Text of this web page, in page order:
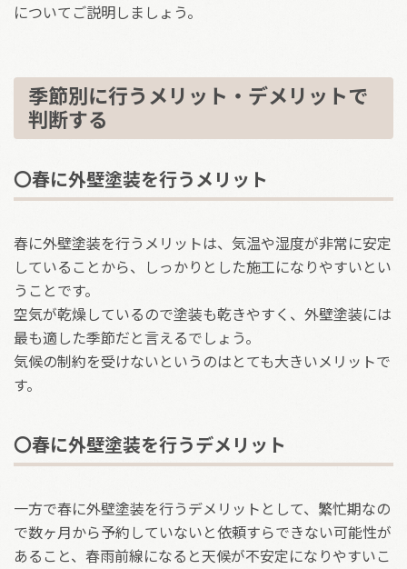
についてご説明しましょう。
季節別に行うメリット・デメリットで
判断する
〇春に外壁塗装を行うメリット
春に外壁塗装を行うメリットは、気温や湿度が非常に安定
していることから、しっかりとした施工になりやすいとい
うことです。
空気が乾燥しているので塗装も乾きやすく、外壁塗装には
最も適した季節だと言えるでしょう。
気候の制約を受けないというのはとても大きいメリットで
す。
〇春に外壁塗装を行うデメリット
一方で春に外壁塗装を行うデメリットとして、繁忙期なの
で数ヶ月から予約していないと依頼すらできない可能性が
あること、春雨前線になると天候が不安定になりやすいこ